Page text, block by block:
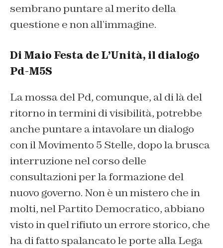
sembrano puntare al merito della
questione e non all’immagine.
Di Maio Festa de L’Unità, il dialogo
Pd-M5S
La mossa del Pd, comunque, al di là del
ritorno in termini di visibilità, potrebbe
anche puntare a intavolare un dialogo
con il Movimento 5 Stelle, dopo la brusca
interruzione nel corso delle
consultazioni per la formazione del
nuovo governo. Non è un mistero che in
molti, nel Partito Democratico, abbiano
visto in quel rifiuto un errore storico, che
ha di fatto spalancato le porte alla Lega